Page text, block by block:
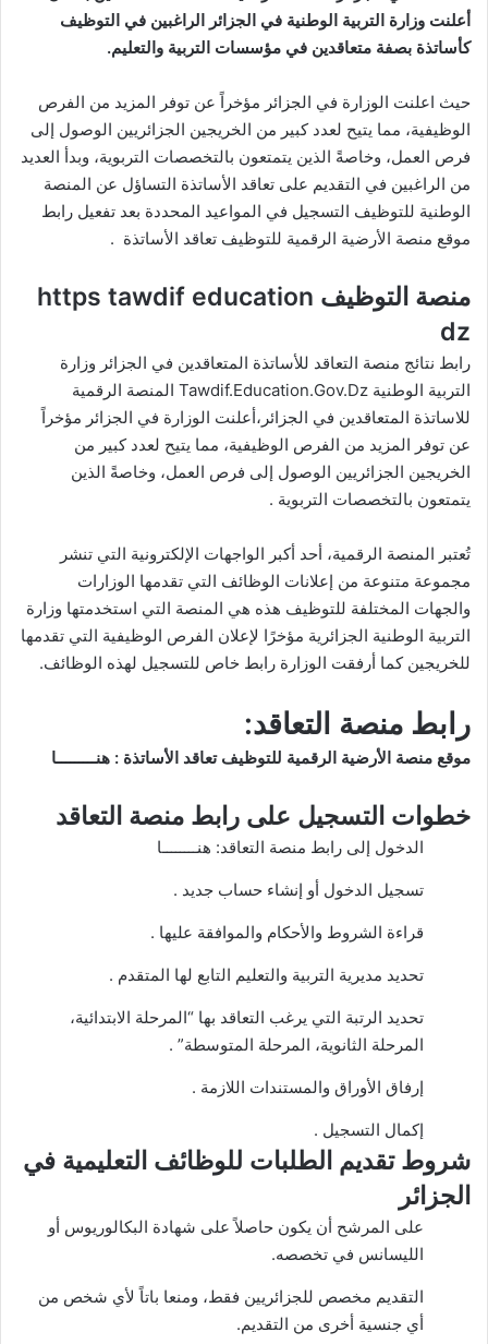
أعلنت وزارة التربية الوطنية في الجزائر الراغبين في التوظيف
كأساتذة بصفة متعاقدين في مؤسسات التربية والتعليم.
حيث اعلنت الوزارة في الجزائر مؤخراً عن توفر المزيد من الفرص
الوظيفية، مما يتيح لعدد كبير من الخريجين الجزائريين الوصول إلى
فرص العمل، وخاصةً الذين يتمتعون بالتخصصات التربوية، وبدأ العديد
من الراغبين في التقديم على تعاقد الأساتذة التساؤل عن المنصة
الوطنية للتوظيف التسجيل في المواعيد المحددة بعد تفعيل رابط
موقع منصة الأرضية الرقمية للتوظيف تعاقد الأساتذة .
منصة التوظيف https tawdif education
dz
رابط نتائج منصة التعاقد للأساتذة المتعاقدين في الجزائر وزارة
التربية الوطنية Tawdif.Education.Gov.Dz المنصة الرقمية
للاساتذة المتعاقدين في الجزائر،أعلنت الوزارة في الجزائر مؤخراً
عن توفر المزيد من الفرص الوظيفية، مما يتيح لعدد كبير من
الخريجين الجزائريين الوصول إلى فرص العمل، وخاصةً الذين
يتمتعون بالتخصصات التربوية .
تُعتبر المنصة الرقمية، أحد أكبر الواجهات الإلكترونية التي تنشر
مجموعة متنوعة من إعلانات الوظائف التي تقدمها الوزارات
والجهات المختلفة للتوظيف هذه هي المنصة التي استخدمتها وزارة
التربية الوطنية الجزائرية مؤخرًا لإعلان الفرص الوظيفية التي تقدمها
للخريجين كما أرفقت الوزارة رابط خاص للتسجيل لهذه الوظائف.
رابط منصة التعاقد:
موقع منصة الأرضية الرقمية للتوظيف تعاقد الأساتذة : هنـــــــــا
خطوات التسجيل على رابط منصة التعاقد
الدخول إلى رابط منصة التعاقد: هنــــــــا
تسجيل الدخول أو إنشاء حساب جديد .
قراءة الشروط والأحكام والموافقة عليها .
تحديد مديرية التربية والتعليم التابع لها المتقدم .
تحديد الرتبة التي يرغب التعاقد بها “المرحلة الابتدائية،
المرحلة الثانوية، المرحلة المتوسطة” .
إرفاق الأوراق والمستندات اللازمة .
إكمال التسجيل .
شروط تقديم الطلبات للوظائف التعليمية في
الجزائر
على المرشح أن يكون حاصلاً على شهادة البكالوريوس أو
الليسانس في تخصصه.
التقديم مخصص للجزائريين فقط، ومنعا باتاً لأي شخص من
أي جنسية أخرى من التقديم.